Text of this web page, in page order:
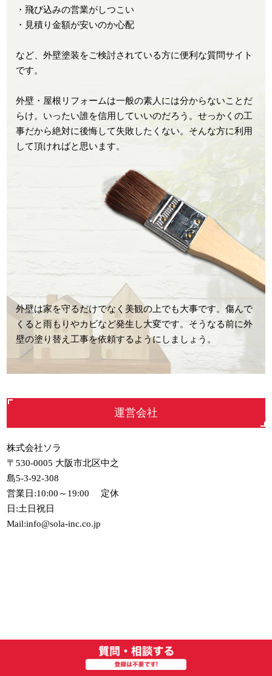
・飛び込みの営業がしつこい
・見積り金額が安いのか心配
など、外壁塗装をご検討されている方に便利な質問サイト
です。
外壁・屋根リフォームは一般の素人には分からないことだ
らけ。いったい誰を信用していいのだろう。せっかくの工
事だから絶対に後悔して失敗したくない。そんな方に利用
して頂ければと思います。
外壁は家を守るだけでなく美観の上でも大事です。傷んで
くると雨もりやカビなど発生し大変です。そうなる前に外
壁の塗り替え工事を依頼するようにしましょう。
運営会社
株式会社ソラ
〒530-0005 大阪市北区中之
島5-3-92-308
営業日:10:00～19:00 定休
日:土日祝日
Mail:info@sola-inc.co.jp